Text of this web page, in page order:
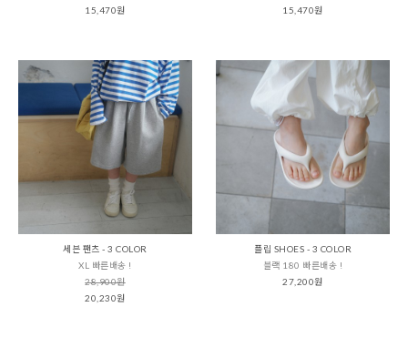
15,470원
15,470원
세븐 팬츠 - 3 COLOR
XL 빠른배송 !
28,900원
20,230원
플립 SHOES - 3 COLOR
블랙 180 빠른배송 !
27,200원